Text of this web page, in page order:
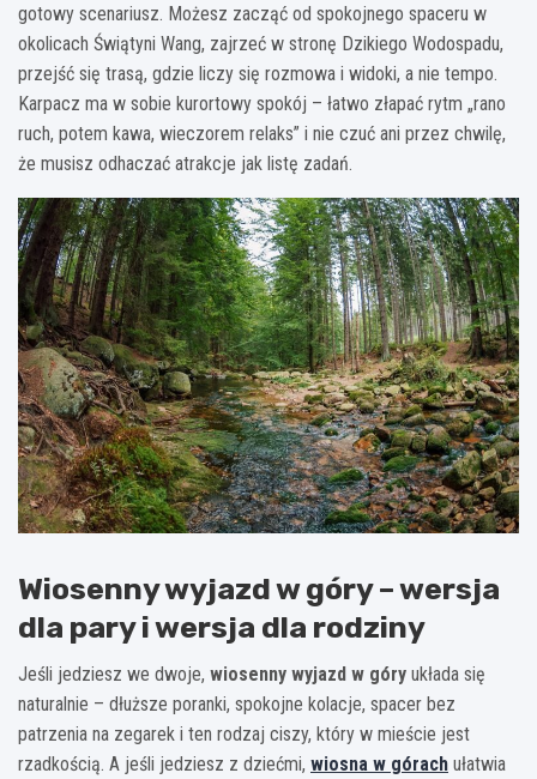
gotowy scenariusz. Możesz zacząć od spokojnego spaceru w
okolicach Świątyni Wang, zajrzeć w stronę Dzikiego Wodospadu,
przejść się trasą, gdzie liczy się rozmowa i widoki, a nie tempo.
Karpacz ma w sobie kurortowy spokój – łatwo złapać rytm „rano
ruch, potem kawa, wieczorem relaks” i nie czuć ani przez chwilę,
że musisz odhaczać atrakcje jak listę zadań.
Wiosenny wyjazd w góry – wersja
dla pary i wersja dla rodziny
Jeśli jedziesz we dwoje, wiosenny wyjazd w góry układa się
naturalnie – dłuższe poranki, spokojne kolacje, spacer bez
patrzenia na zegarek i ten rodzaj ciszy, który w mieście jest
rzadkością. A jeśli jedziesz z dziećmi, wiosna w górach ułatwia